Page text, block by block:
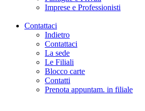
Imprese e Professionisti
Contattaci
Indietro
Contattaci
La sede
Le Filiali
Blocco carte
Contatti
Prenota appuntam. in filiale